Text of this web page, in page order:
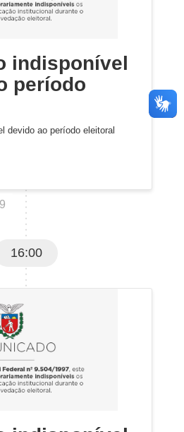
indisponível
período
devido ao período eleitoral
16:00